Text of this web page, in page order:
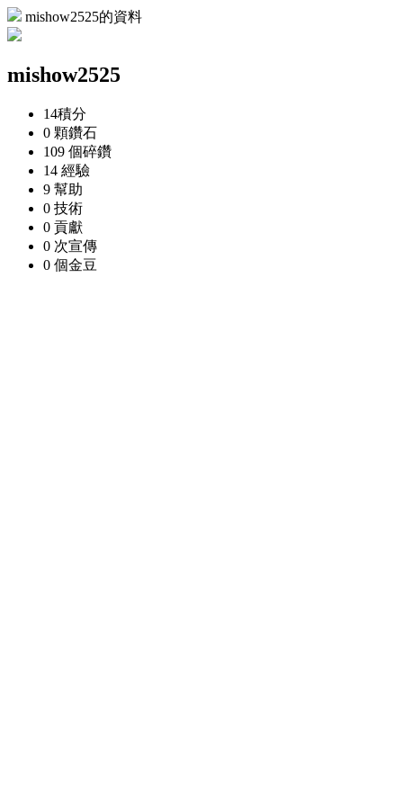
mishow2525的資料
mishow2525
14積分
0 顆鑽石
109 個碎鑽
14 經驗
9 幫助
0 技術
0 貢獻
0 次宣傳
0 個金豆